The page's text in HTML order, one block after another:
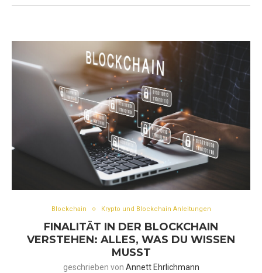
Blockchain Krypto und Blockchain Anleitungen
FINALITÄT IN DER BLOCKCHAIN
VERSTEHEN: ALLES, WAS DU WISSEN
MUSST
geschrieben von Annett Ehrlichmann